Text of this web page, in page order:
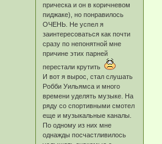
прическа и он в коричневом
пиджаке), но понравилось
ОЧЕНЬ. Не успел я
заинтересоваться как почти
сразу по непонятной мне
причине этих парней
перестали крутить
И вот я вырос, стал слушать
Робби Уильямса и много
времени уделять музыке. На
ряду со спортивными смотел
еще и музыкальные каналы.
По одному из них мне
однажды посчастливилось